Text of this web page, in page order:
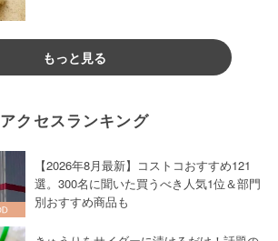
もっと見る
アクセスランキング
【2026年8月最新】コストコおすすめ121
選。300名に聞いた買うべき人気1位＆部門
別おすすめ商品も